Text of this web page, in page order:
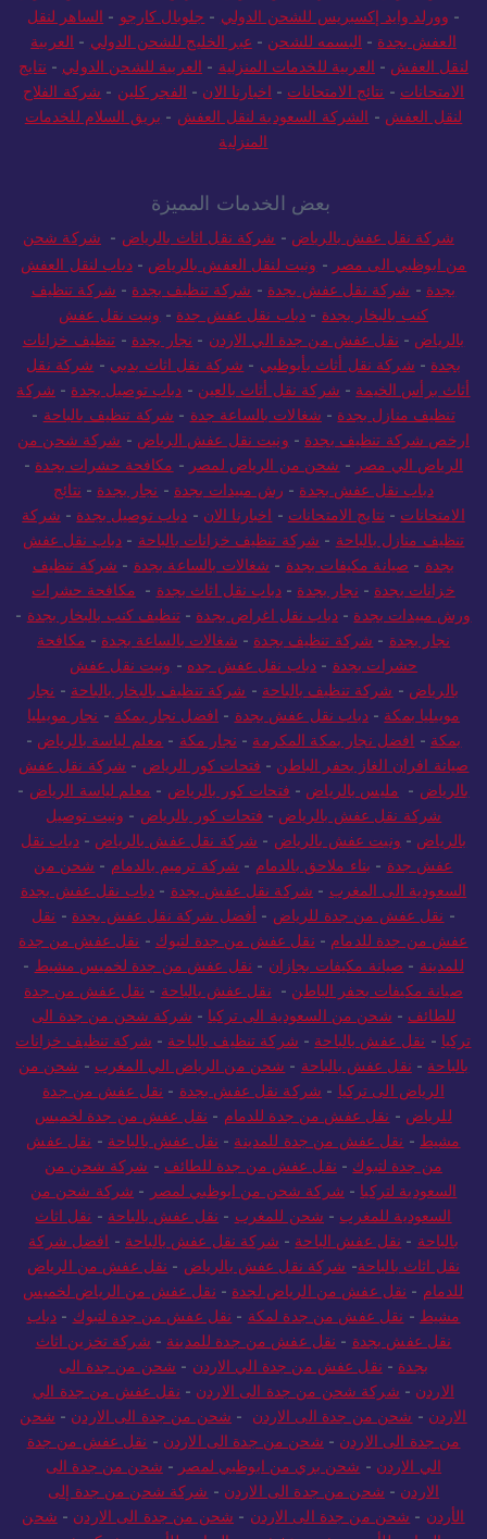
للشحن الدولي -المتميز للشحن الدولي - فارس المملكة للشحن الدولي
-وورلد وايد إكسبريس للشحن الدولي-جلوبال كارجو-الساهر لنقل
العفش بجدة -البسمه للشحن -عبر الخليج للشحن الدولي -العربية
لنقل العفش-العربية للخدمات المنزلية- العربية للشحن الدولي -نتايج
الامتحانات- نتائج الامتحانات- اخبارنا الان-الفجر كلين-شركة الفلاح
الشركة السعودية لنقل العفش
بعض الخدمات المميزة
شركة نقل عفش بالرياض -شركة نقل اثاث بالرياض -
شركة شحن
من ابوظبي الى مصر-ونيت لنقل العفش بالرياض- دباب لنقل العفش
بجدة- شركة نقل عفش بجدة- شركة تنظيف بجدة-شركة تنظيف
كنب بالبخار بجدة - دباب نقل عفش جدة- ونيت نقل عفش
بالرياض -نقل عفش من جدة الي الاردن-نجار بجدة-
تنظيف خزانات
بجدة-شركة نقل أثاث بأبوظبي-شركة نقل اثاث بدبي -شركة نقل
أثاث برأس الخيمة-شركة نقل أثاث بالعين-دباب توصيل بجدة-شركة
تنظيف منازل بجدة -شغالات بالساعة جدة - شركة تنظيف بالباحة -
ارخص شركة تنظيف بجدة -ونيت نقل عفش الرياض- شركة شحن من
الرياض الي مصر- شحن من الرياض لمصر- مكافحة حشرات بجدة
دباب نقل عفش بجدة- رش مبيدات بجدة- نجار بجدة-نتائج
الامتحانات- نتايج الامتحانات-اخبارنا الان-دباب توصيل بجدة-
شركة
تنظيف منازل بالباحة- شركة تنظيف خزانات بالباحة- دباب نقل عفش
بجدة- صيانة مكيفات بجدة -شغالات بالساعة بجدة-شركة تنظيف
خزانات بجدة-نجار بجدة- دباب نقل اثاث بجدة- مكافحة حشرات
ورش مبيدات بجدة -دباب نقل اغراض بجدة-تنظيف كنب بالبخار بجدة
نجار بجدة -شركة تنظيف بجدة -شغالات بالساعة بجدة-مكافحة
حشرات بجدة- دباب نقل عفش جده-ونيت نقل عفش
بالرياض-شركة تنظيف بالباحة-شركة تنظيف بالبخار بالباحة -نجار
موبيليا بمكة -دباب نقل عفش بجدة-افضل نجار بمكة- نجار موبيليا
بمكة -افضل نجار بمكة المكرمة-نجار مكة-معلم لياسة بالرياض-
صيانة افران الغاز بحفر الباطن-فتحات كور الرياض- شركة نقل عفش
بالرياض- مليس بالرياض -فتحات كور بالرياض -معلم لياسة الرياض
شركة نقل عفش بالرياض
- فتحات كور بالرياض- ونيت توصيل
بالرياض
-ونيت عفش بالرياض- شركة نقل عفش بالرياض -دباب نقل
عفش جدة
-بناء ملاحق بالدمام-شركة ترميم بالدمام-
شحن من
السعودية الى المغرب-شركة نقل عفش بجدة-دباب نقل عفش بجدة
-نقل عفش من جدة للرياض- أفضل شركة نقل عفش بجدة -نقل
عفش من جدة للدمام- نقل عفش من جدة لتبوك-نقل عفش من جدة
للمدينة-صيانة مكيفات بجازان- نقل عفش من جدة لخميس مشيط-
صيانة مكيفات بحفر الباطن-نقل عفش بالباحة-نقل عفش من جدة
للطائف -شحن من السعودية الى تركيا -شركة شحن من جدة الى
تركيا- نقل عفش بالباحة- شركة تنظيف بالباحة-
شركة تنظيف خزانات
بالباحة -نقل عفش بالباحة -شحن من الرياض الي المغرب -شحن من
الرياض الى تركيا- شركة نقل عفش بجدة -نقل عفش من جدة
للرياض -نقل عفش من جدة للدمام -نقل عفش من جدة لخميس
مشيط -نقل عفش من جدة للمدينة-نقل عفش بالباحة -نقل عفش
من جدة لتبوك-نقل عفش من جدة للطائف- شركة شحن من
السعودية لتركيا- شركة شحن من ابوظبي لمصر -شركة شحن من
السعودية للمغرب
-شحن للمغرب- نقل عفش بالباحة -نقل اثاث
بالباحة- نقل عفش الباحة- شركة نقل عفش بالباحة- افضل شركة
نقل اثاث بالباحة- شركة نقل عفش بالرياض-نقل عفش من الرياض
للدمام - نقل عفش من الرياض لجدة -نقل عفش من الرياض لخميس
مشيط- نقل عفش من جدة لمكة -نقل عفش من جدة لتبوك-دباب
نقل عفش بجدة-نقل عفش من جدة للمدينة-شركة تخزين اثاث
بجدة-نقل عفش من جدة الي الاردن -شحن من جدة الى
الاردن -شركة شحن من جدة الى الاردن -نقل عفش من جدة الي
الاردن-شحن من جدة الى الاردن- شحن من جدة الى الاردن- شحن
من جدة الى الاردن- شحن من جدة الى الاردن -نقل عفش من جدة
الي الاردن- شحن بري من ابوظبي لمصر-شحن من جدة الى
الاردن-شحن من جدة الى الاردن-شركة شحن من جدة إلى